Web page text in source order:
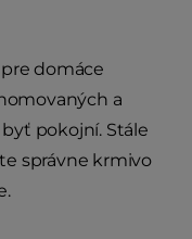
domáce
a
pokojní. Stále
správne krmivo